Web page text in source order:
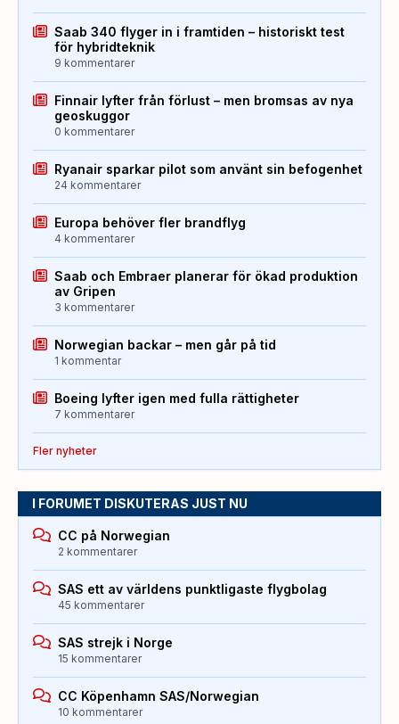
Saab 340 flyger in i framtiden – historiskt test
för hybridteknik
9 kommentarer
Finnair lyfter från förlust – men bromsas av nya
geoskuggor
0 kommentarer
Ryanair sparkar pilot som använt sin befogenhet
24 kommentarer
Europa behöver fler brandflyg
4 kommentarer
Saab och Embraer planerar för ökad produktion
av Gripen
3 kommentarer
Norwegian backar – men går på tid
1 kommentar
Boeing lyfter igen med fulla rättigheter
7 kommentarer
Fler nyheter
I FORUMET DISKUTERAS JUST NU
CC på Norwegian
2 kommentarer
SAS ett av världens punktligaste flygbolag
45 kommentarer
SAS strejk i Norge
15 kommentarer
CC Köpenhamn SAS/Norwegian
10 kommentarer